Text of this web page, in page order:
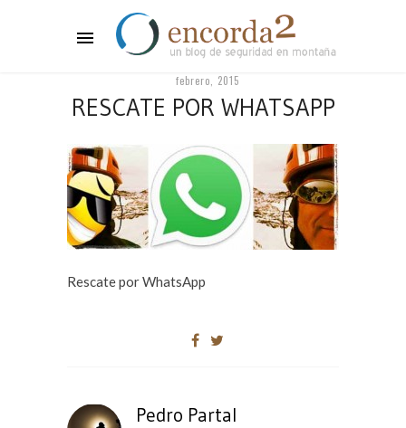
febrero, 2015
RESCATE POR WHATSAPP
Rescate por WhatsApp
Pedro Partal